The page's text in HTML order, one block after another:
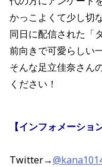
かっこよくて少し切
同日に配信された「
前向きで可愛らしい
そんな足立佳奈さん
ください！
【インフォメーション
Twitter→